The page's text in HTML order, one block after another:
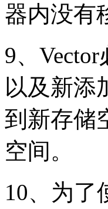
器内没有
9、
以及新添
到新存储
空间。
10、为了